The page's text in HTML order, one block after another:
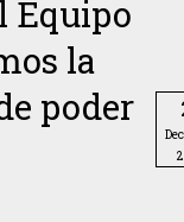
Equipo
la
poder